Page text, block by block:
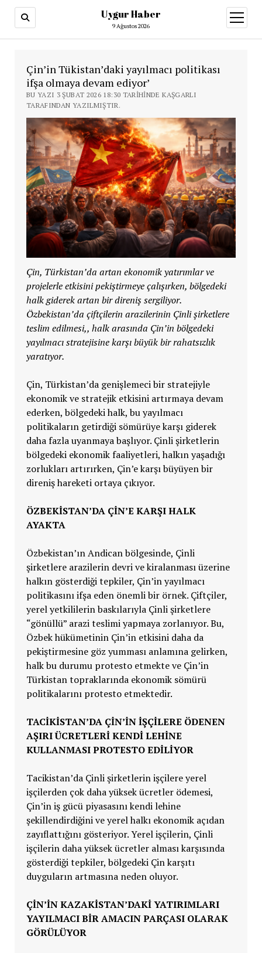
Uygur Haber
9 Ağustos 2026
aç
Çin’in Tükistan’daki yayılmacı politikası
ifşa olmaya devam ediyor’
BU YAZI 3 ŞUBAT 2026 18:30 TARIHINDE KAŞGARLI
TARAFINDAN YAZILMIŞTIR.
Çin, Türkistan’da artan ekonomik yatırımlar ve
projelerle etkisini pekiştirmeye çalışırken, bölgedeki
halk giderek artan bir direniş sergiliyor.
Özbekistan’da çiftçilerin arazilerinin Çinli şirketlere
teslim edilmesi,, halk arasında Çin’in bölgedeki
yayılmacı stratejisine karşı büyük bir rahatsızlık
yaratıyor.
Çin, Türkistan’da genişlemeci bir stratejiyle
ekonomik ve stratejik etkisini artırmaya devam
ederken, bölgedeki halk, bu yayılmacı
politikaların getirdiği sömürüye karşı giderek
daha fazla uyanmaya başlıyor. Çinli şirketlerin
bölgedeki ekonomik faaliyetleri, halkın yaşadığı
zorlukları artırırken, Çin’e karşı büyüyen bir
direniş hareketi ortaya çıkıyor.
ÖZBEKİSTAN’DA ÇİN’E KARŞI HALK
AYAKTA
Özbekistan’ın Andican bölgesinde, Çinli
şirketlere arazilerin devri ve kiralanması üzerine
halkın gösterdiği tepkiler, Çin’in yayılmacı
politikasını ifşa eden önemli bir örnek. Çiftçiler,
yerel yetkililerin baskılarıyla Çinli şirketlere
“gönüllü” arazi teslimi yapmaya zorlanıyor. Bu,
Özbek hükümetinin Çin’in etkisini daha da
pekiştirmesine göz yumması anlamına gelirken,
halk bu durumu protesto etmekte ve Çin’in
Türkistan topraklarında ekonomik sömürü
politikalarını protesto etmektedir.
TACİKİSTAN’DA ÇİN’İN İŞÇİLERE ÖDENEN
AŞIRI ÜCRETLERİ KENDİ LEHİNE
KULLANMASI PROTESTO EDİLİYOR
Tacikistan’da Çinli şirketlerin işçilere yerel
işçilerden çok daha yüksek ücretler ödemesi,
Çin’in iş gücü piyasasını kendi lehine
şekillendirdiğini ve yerel halkı ekonomik açıdan
zayıflattığını gösteriyor. Yerel işçilerin, Çinli
işçilerin daha yüksek ücretler alması karşısında
gösterdiği tepkiler, bölgedeki Çin karşıtı
duyguların artmasına neden oluyor.
ÇİN’İN KAZAKİSTAN’DAKİ YATIRIMLARI
YAYILMACI BİR AMACIN PARÇASI OLARAK
GÖRÜLÜYOR